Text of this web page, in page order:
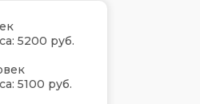
5200 руб.
5100 руб.